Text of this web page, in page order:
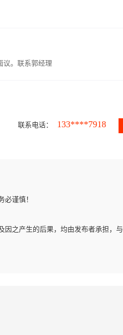
议。联系郭经理
联系电话： 133****7918
必谨慎！
因之产生的后果，均由发布者承担，与